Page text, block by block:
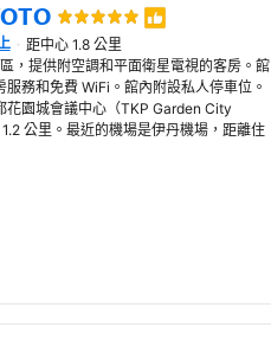
距中心 1.8 公里
，提供附空調和平面衛星電視的客房。館
務和免費 WiFi。館內附設私人停車位。
園城會議中心（TKP Garden City
公里。最近的機場是伊丹機場，距離住